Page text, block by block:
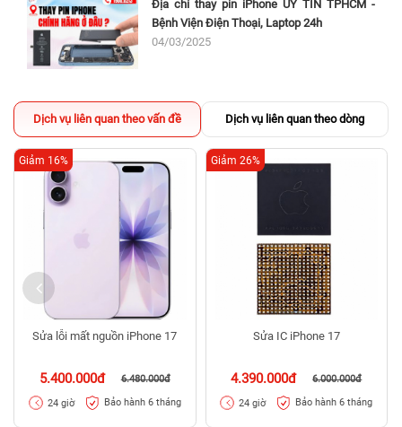
Địa chỉ thay pin iPhone UY TÍN TPHCM -
Bệnh Viện Điện Thoại, Laptop 24h
04/03/2025
Dịch vụ liên quan theo vấn đề Dịch vụ liên quan theo dòng
Sửa lỗi mất nguồn iPhone 17
5.400.000đ 6.480.000đ
Giảm 16%
24 giờ Bảo hành 6 tháng
Sửa IC iPhone 17
4.390.000đ 6.000.000đ
Giảm 26%
24 giờ Bảo hành 6 tháng